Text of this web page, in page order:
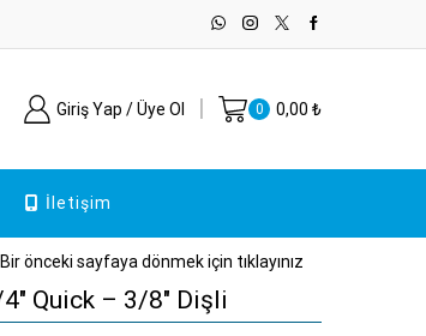
Giriş Yap / Üye Ol 0 0,00 ₺
İletişim
Bir önceki sayfaya dönmek için tıklayınız
Quick – 3/8″ Dişli